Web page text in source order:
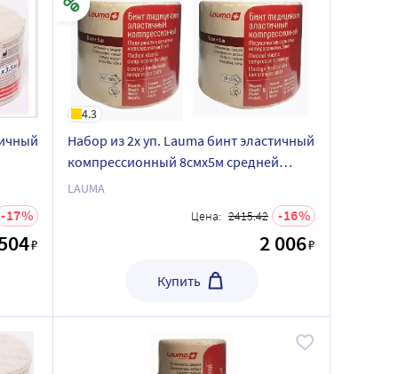
17
₽
4.3
Набор из 2х уп. Lauma бинт эластичный
компрессионный 8смx5м средней
растяжимости - со скидкой
LAUMA
Цена: 2415.42 16
2 006₽
Купить